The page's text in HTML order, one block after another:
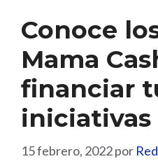
Conoce
Mama
financiar
iniciativas
15 febrero, 2022por